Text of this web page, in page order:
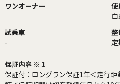
ワンオーナー
-
使
試乗車
-
整
保証内容 ※１
保証付：ロングラン保証1年＜走行